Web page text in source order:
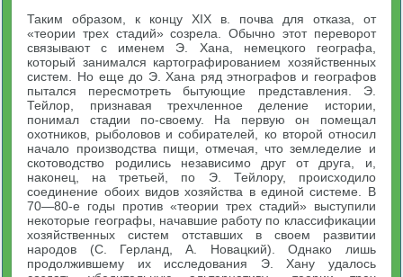
Таким образом, к концу XIX в. почва для отказа, от
«теории трех стадий» созрела. Обычно этот переворот
связывают с именем Э. Хана, немецкого географа,
который занимался картографированием хозяйственных
систем. Но еще до Э. Хана ряд этнографов и географов
пытался пересмотреть бытующие представления. Э.
Тейлор, признавая трехчленное деление истории,
понимал стадии по-своему. На первую он помещал
охотников, рыболовов и собирателей, ко второй относил
начало производства пищи, отмечая, что земледелие и
скотоводство родились независимо друг от друга, и,
наконец, на третьей, по Э. Тейлору, происходило
соединение обоих видов хозяйства в единой системе. В
70—80-е годы против «теории трех стадий» выступили
некоторые географы, начавшие работу по классификации
хозяйственных систем отставших в своем развитии
народов (С. Герланд, А. Новацкий). Однако лишь
продолжившему их исследования Э. Хану удалось